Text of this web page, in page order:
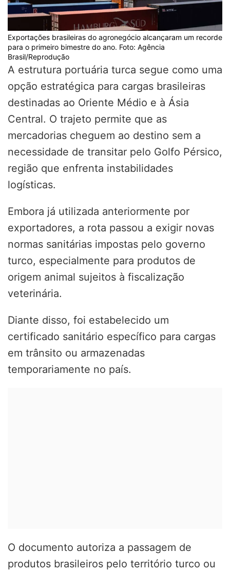
Exportações brasileiras do agronegócio alcançaram um recorde
para o primeiro bimestre do ano. Foto: Agência
Brasil/Reprodução
A estrutura portuária turca segue como uma
opção estratégica para cargas brasileiras
destinadas ao Oriente Médio e à Ásia
Central. O trajeto permite que as
mercadorias cheguem ao destino sem a
necessidade de transitar pelo Golfo Pérsico,
região que enfrenta instabilidades
logísticas.
Embora já utilizada anteriormente por
exportadores, a rota passou a exigir novas
normas sanitárias impostas pelo governo
turco, especialmente para produtos de
origem animal sujeitos à fiscalização
veterinária.
Diante disso, foi estabelecido um
certificado sanitário específico para cargas
em trânsito ou armazenadas
temporariamente no país.
O documento autoriza a passagem de
produtos brasileiros pelo território turco ou